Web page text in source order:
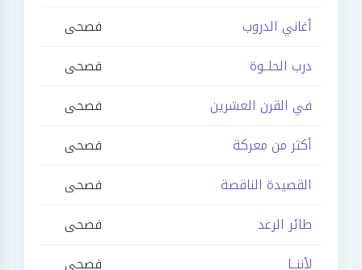
أغاني الدروب
فصحى
درب الحلــوة
فصحى
في القرن العشرين
فصحى
أكثر من معركة
فصحى
القصيدة الناقصة
فصحى
طائر الرعد
فصحى
لأننــا
فصحى